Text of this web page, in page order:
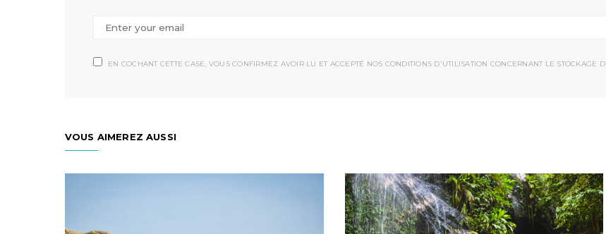
EN COCHANT CETTE CASE, VOUS CONFIRMEZ AVOIR LU ET ACCEPTÉ NOS CONDITIONS D'UTILISATION CONCERNANT LE STOCKAGE
VOUS AIMEREZ AUSSI